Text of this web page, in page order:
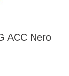
ACC Nero